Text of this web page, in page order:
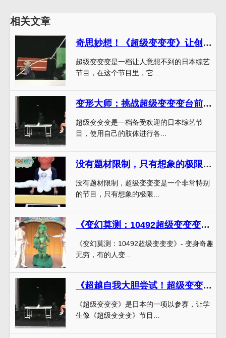
相关文章
奇思妙想！《超级变变变》让创意发挥到极致
超级变变变是一档让人意想不到的日本综艺
节目，在这个节目里，它...
变形大师：挑战超级变变变台前幕后
超级变变变是一档备受欢迎的日本综艺节
目，使用自己的肢体进行各...
没有题材限制，只有想象的极限——《超级变变变》中文版36有你所想
没有题材限制，超级变变变是一个非常特别
的节目，只有想象的极限...
《变幻莫测：10492超级变变变》- 变身奇趣无穷，每个人都是艺术家
《变幻莫测：10492超级变变变》- 变身奇趣
无穷，有的人变...
《超越自我大胆尝试！超级变变变节目为我们带来的启示》——音乐舞蹈教案思考。
《超级变变变》是日本的一项以参赛，让学
生像《超级变变变》节目...